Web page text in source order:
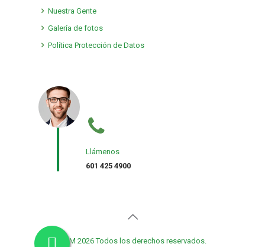
Nuestra Gente
Galería de fotos
Política Protección de Datos
Llámenos
601 425 4900
TMM 2026 Todos los derechos reservados.